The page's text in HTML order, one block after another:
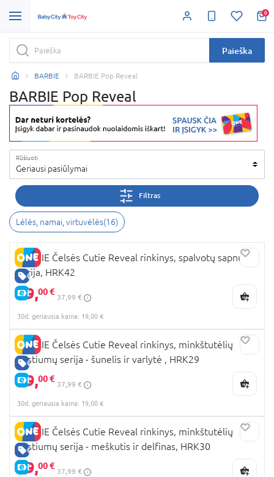
0
Paieška
BARBIE BARBIE Pop Reveal
BARBIE Pop Reveal
Rūšiuoti
Geriausi pasiūlymai
Filtras
Lėlės, namai, virtuvėlės(16)
GERA KAINA
E-KAINA
BARBIE Čelsės Cutie Reveal rinkinys, spalvotų sapnų
serija, HRK42
19,00 €
37,99 €
30d. geriausia kaina: 19,00 €
GERA KAINA
E-KAINA
BARBIE Čelsės Cutie Reveal rinkinys, minkštutėlių
kostiumų serija - šunelis ir varlytė , HRK29
19,00 €
37,99 €
30d. geriausia kaina: 19,00 €
GERA KAINA
E-KAINA
BARBIE Čelsės Cutie Reveal rinkinys, minkštutėlių
kostiumų serija - meškutis ir delfinas, HRK30
19,00 €
37,99 €